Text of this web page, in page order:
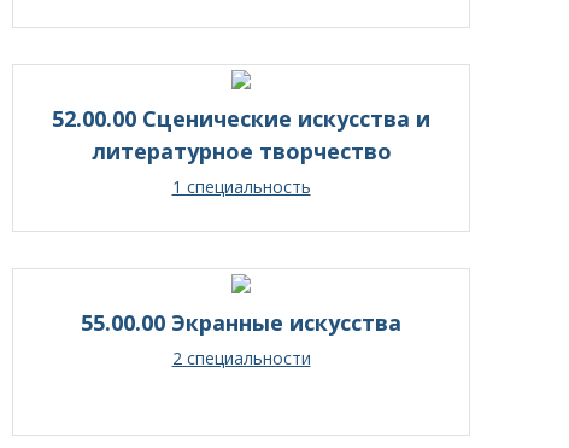
52.00.00 Сценические искусства и
литературное творчество
1 специальность
55.00.00 Экранные искусства
2 специальности